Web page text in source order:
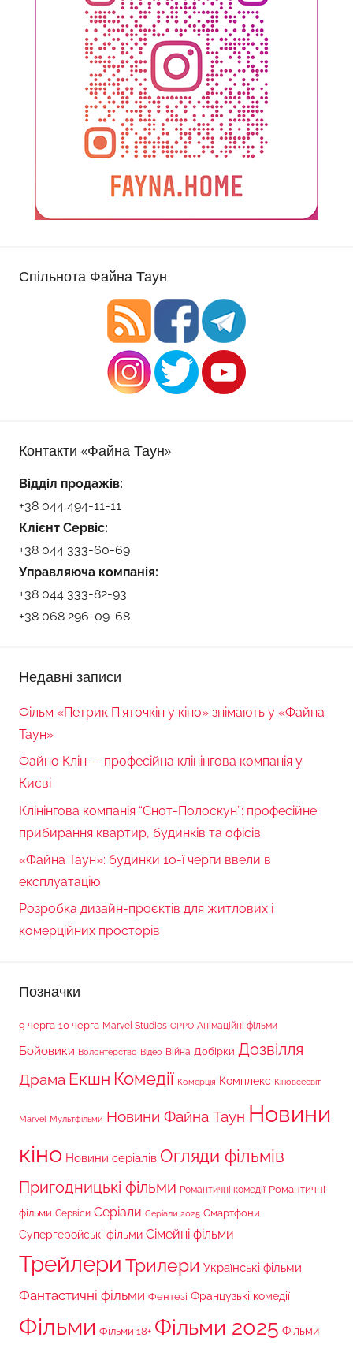
Спільнота Файна Таун
Контакти «Файна Таун»
Відділ продажів:
+38 044 494-11-11
Клієнт Сервіс:
+38 044 333-60-69
Управляюча компанія:
+38 044 333-82-93
+38 068 296-09-68
Недавні записи
Фільм «Петрик П’яточкін у кіно» знімають у «Файна
Таун»
Файно Клін — професійна клінінгова компанія у
Києві
Клінінгова компанія “Єнот-Полоскун”: професійне
прибирання квартир, будинків та офісів
«Файна Таун»: будинки 10-ї черги ввели в
експлуатацію
Розробка дизайн-проєктів для житлових і
комерційних просторів
Позначки
9 черга 10 черга Marvel Studios OPPO Анімаційні фільми
Бойовики Волонтерство Відео Війна Добірки Дозвілля
Драма Екшн Комедії Комерція Комплекс Кіновсесвіт
Marvel Мультфільми Новини Файна Таун Новини
кіно Новини серіалів Огляди фільмів
Пригодницькі фільми Романтичні комедії Романтичні
фільми Сервіси Серіали Серіали 2025 Смартфони
Супергеройські фільми Сімейні фільми
Трейлери Трилери Українські фільми
Фантастичні фільми Фентезі Французькі комедії
Фільми Фільми 18+ Фільми 2025 Фільми